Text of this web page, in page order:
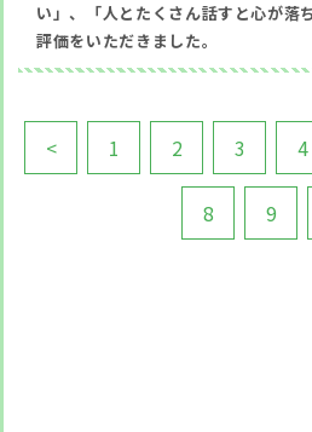
い」、「人とたくさん話すと心が落
評価をいただきました。
< 1 2 3 4
8 9